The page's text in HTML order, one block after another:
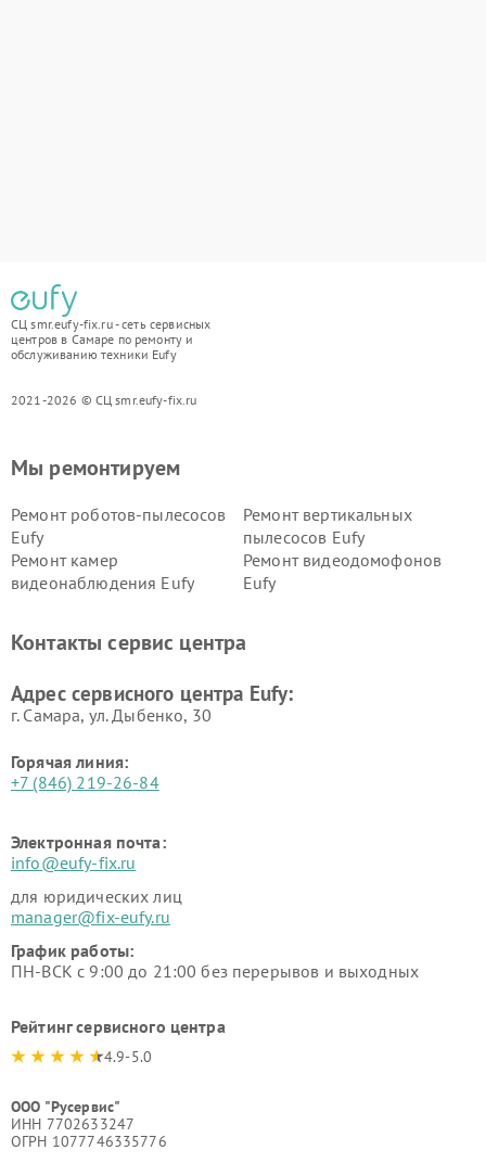
СЦ smr.eufy-fix.ru - сеть сервисных
центров в Самаре по ремонту и
обслуживанию техники Eufy
2021-2026 © СЦ smr.eufy-fix.ru
Мы ремонтируем
Ремонт роботов-пылесосов
Eufy
Ремонт вертикальных
пылесосов Eufy
Ремонт камер
видеонаблюдения Eufy
Ремонт видеодомофонов
Eufy
Контакты сервис центра
Адрес сервисного центра Eufy:
г. Самара, ул. Дыбенко, 30
Горячая линия:
+7 (846) 219-26-84
Электронная почта:
info@eufy-fix.ru
для юридических лиц
manager@fix-eufy.ru
График работы:
ПН-ВСК с 9:00 до 21:00 без перерывов и выходных
Рейтинг сервисного центра
4.9-5.0
ООО "Русервис"
ИНН 7702633247
ОГРН 1077746335776